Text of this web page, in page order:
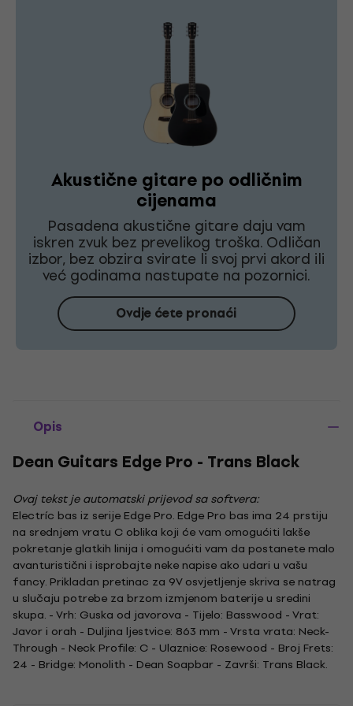
Akustične gitare po odličnim
cijenama
Pasadena akustične gitare daju vam
iskren zvuk bez prevelikog troška. Odličan
izbor, bez obzira svirate li svoj prvi akord ili
već godinama nastupate na pozornici.
Ovdje ćete pronaći
Opis
Dean Guitars Edge Pro - Trans Black
Ovaj tekst je automatski prijevod sa softvera:
Electríc bas iz serije Edge Pro. Edge Pro bas ima 24 prstiju
na srednjem vratu C oblika koji će vam omogućiti lakše
pokretanje glatkih linija i omogućiti vam da postanete malo
avanturistični i isprobajte neke napise ako udari u vašu
fancy. Prikladan pretinac za 9V osvjetljenje skriva se natrag
u slučaju potrebe za brzom izmjenom baterije u sredini
skupa. - Vrh: Guska od javorova - Tijelo: Basswood - Vrat:
Javor i orah - Duljina ljestvice: 863 mm - Vrsta vrata: Neck-
Through - Neck Profile: C - Ulaznice: Rosewood - Broj Frets:
24 - Bridge: Monolith - Dean Soapbar - Završi: Trans Black.